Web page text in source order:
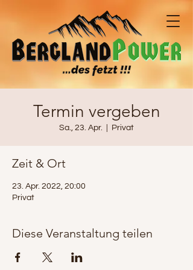
Termin vergeben
Sa., 23. Apr. Privat
Zeit & Ort
23. Apr. 2022, 20:00
Privat
Diese Veranstaltung teilen